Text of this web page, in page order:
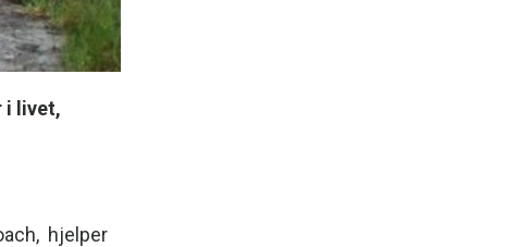
i livet,
hjelper